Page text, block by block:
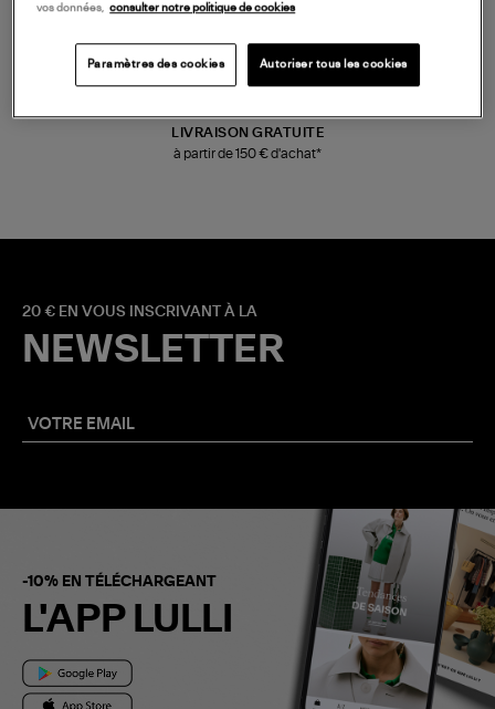
LIVRAISON GRATUITE
à partir de 150 € d'achat*
20 € EN VOUS INSCRIVANT À LA
NEWSLETTER
-10% EN TÉLÉCHARGEANT
L'APP LULLI
vos données, consulter notre politique de cookies
Paramètres des cookies Autoriser tous les cookies